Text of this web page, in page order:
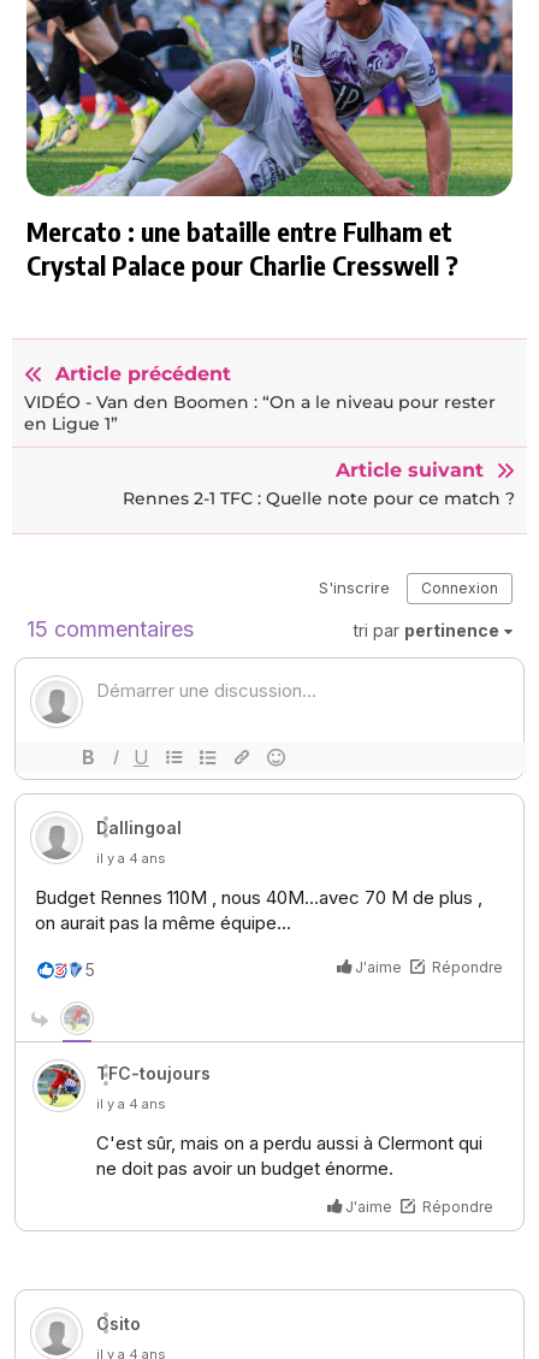
Mercato : une bataille entre Fulham et
Crystal Palace pour Charlie Cresswell ?
Article précédent
VIDÉO - Van den Boomen : “On a le niveau pour rester
en Ligue 1”
Article suivant
Rennes 2-1 TFC : Quelle note pour ce match ?